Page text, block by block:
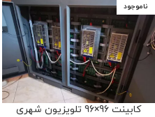
ناموجود
کابینت 96×96 تلویزیون شهری